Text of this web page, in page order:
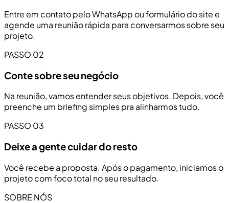
Entre em contato pelo WhatsApp ou formulário do site e
agende uma reunião rápida para conversarmos sobre seu
projeto.
PASSO 02
Conte sobre seu negócio
Na reunião, vamos entender seus objetivos. Depois, você
preenche um briefing simples pra alinharmos tudo.
PASSO 03
Deixe a gente cuidar do resto
Você recebe a proposta. Após o pagamento, iniciamos o
projeto com foco total no seu resultado.
SOBRE NÓS